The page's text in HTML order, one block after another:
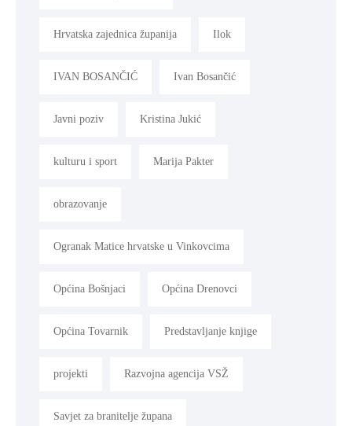
Hrvatska zajednica županija Ilok
IVAN BOSANČIĆ Ivan Bosančić
Javni poziv Kristina Jukić
kulturu i sport Marija Pakter
obrazovanje
Ogranak Matice hrvatske u Vinkovcima
Općina Bošnjaci Općina Drenovci
Općina Tovarnik Predstavljanje knjige
projekti Razvojna agencija VSŽ
Savjet za branitelje župana